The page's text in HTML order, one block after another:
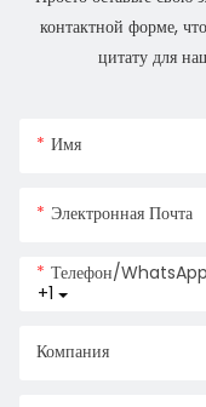
контактной форме,
цитату для
Имя
Электронная Почта
+1
Телефон/WhatsApp
Компания